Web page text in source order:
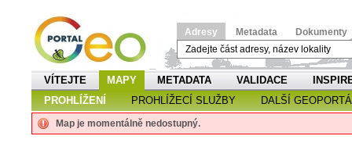
Adresy Metadata Dokumenty
VÍTEJTE MAPY METADATA VALIDACE
PROHLÍŽENÍ
PROHLÍŽECÍ SLUŽBY DALŠÍ
Map je momentálně nedostupný.